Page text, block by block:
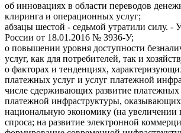
об инновациях в области переводов
клиринга и операционных услуг;
абзацы шестой - седьмой утратили силу. -
России от 18.01.2016 № 3936-У;
о повышении уровня доступности
услуг, как для потребителей, так и
о факторах и тенденциях,
платежных услуг и услуг платежной
числе сдерживающих развитие платежных
платежной инфраструктуры,
национальную экономику (на увеличении
спроса; на развитие электронной